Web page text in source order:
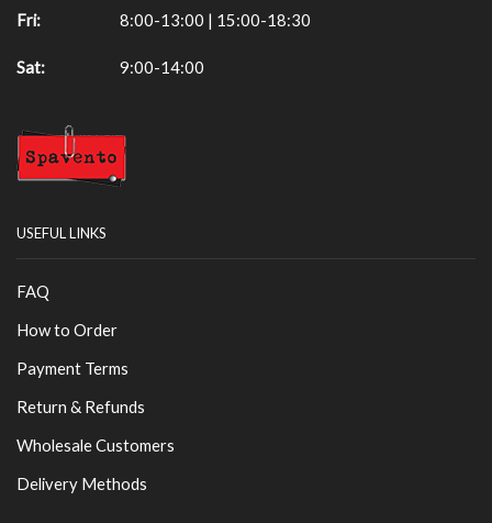
Fri: 8:00-13:00 | 15:00-18:30
Sat: 9:00-14:00
USEFUL LINKS
FAQ
How to Order
Payment Terms
Return & Refunds
Wholesale Customers
Delivery Methods